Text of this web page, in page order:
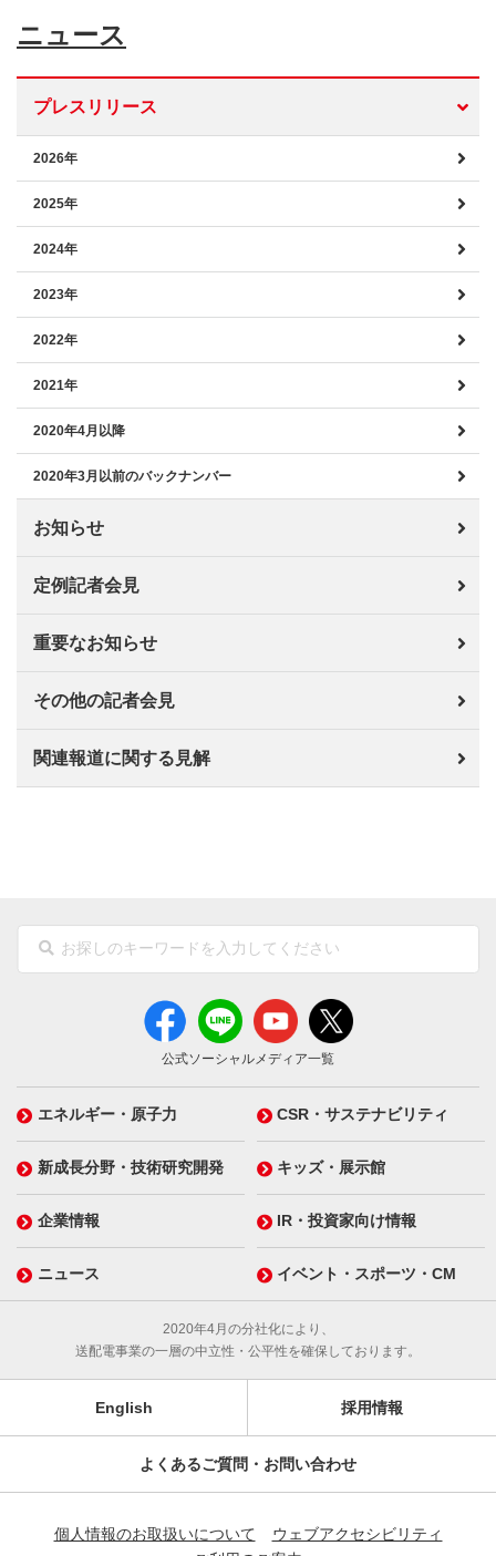
ニュース
プレスリリース
2026年
2025年
2024年
2023年
2022年
2021年
2020年4月以降
2020年3月以前のバックナンバー
お知らせ
定例記者会見
重要なお知らせ
その他の記者会見
関連報道に関する見解
公式ソーシャルメディア一覧
エネルギー・原子力 CSR・サステナビリティ
新成長分野・技術研究開発 キッズ・展示館
企業情報 IR・投資家向け情報
ニュース イベント・スポーツ・CM
2020年4月の分社化により、
送配電事業の一層の中立性・公平性を確保しております。
English 採用情報
よくあるご質問・お問い合わせ
個人情報のお取扱いについて
ウェブアクセシビリティ